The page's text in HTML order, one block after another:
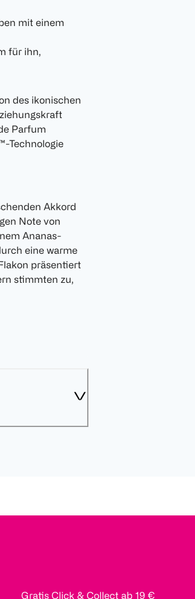
mit einem
für ihn,
des ikonischen
Parfum
Technologie
Akkord
Note von
Ananas-
eine warme
präsentiert
stimmten zu,
Gratis Click & Collect ab 19 €